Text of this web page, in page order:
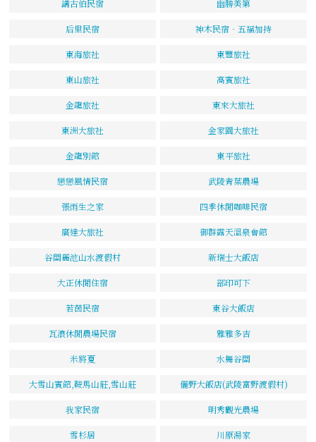
講古伯民宿 幽勝美第
后里民宿 神木民宿‧五福加持
東海旅社 東豐旅社
東山旅社 高賓旅社
金龍旅社 東來大旅社
東洲大旅社 金家園大旅社
金龍別館 東平旅社
戀戀風情民宿 武陵青葉農場
張雨生之家 四季休閒咖啡民宿
廣達大旅社 御群露天溫泉會館
谷關麗池山水渡假村 新瑞士大飯店
大正休閒住宿 部印可下
若茵民宿 東谷大飯店
瓦浪休閒農場民宿 雅雅多吉
米將夏 水舞谷關
大雪山賓館,鞍馬山莊,雪山莊 儷野大飯店(武陵富野渡假村)
我家民宿 明秀觀光農場
雪杉居 川原湯家